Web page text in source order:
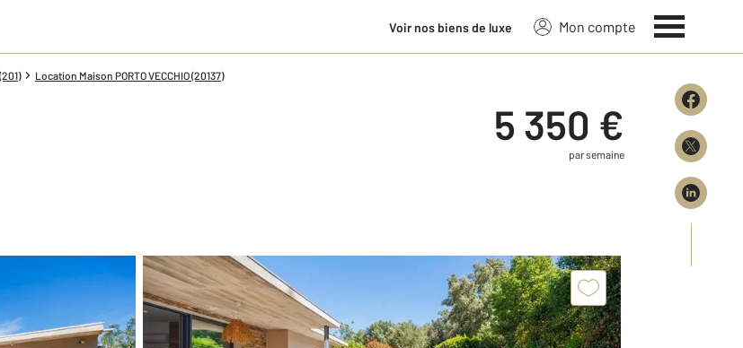
Voir nos biens de luxe Mon compte
Location Maison PORTO VECCHIO (20137)
5 350 €
par semaine